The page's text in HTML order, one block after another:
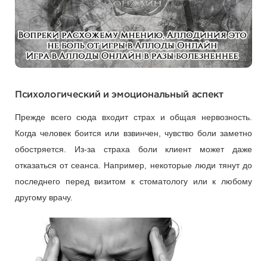
Психологический и эмоциональный аспект
Прежде всего сюда входит страх и общая нервозность.
Когда человек боится или взвинчен, чувство боли заметно
обостряется. Из-за страха боли клиент может даже
отказаться от сеанса. Например, некоторые люди тянут до
последнего перед визитом к стоматологу или к любому
другому врачу.